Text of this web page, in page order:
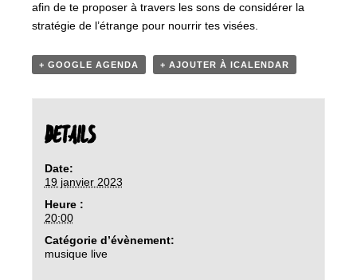
afin de te proposer à travers les sons de considérer la
stratégie de l’étrange pour nourrir tes visées.
+ GOOGLE AGENDA + AJOUTER À ICALENDAR
DETAILS
Date:
19 janvier 2023
Heure :
20:00
Catégorie d’évènement:
musique live